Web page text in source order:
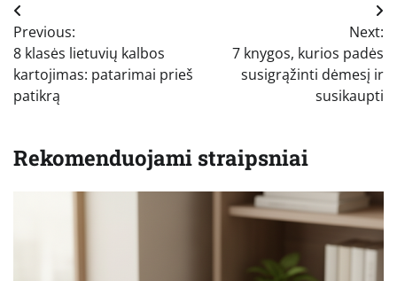
Navigacija
tarp
įrašų
Previous:
8 klasės lietuvių kalbos
kartojimas: patarimai prieš
patikrą
Next:
7 knygos, kurios padės
susigrąžinti dėmesį ir
susikaupti
Rekomenduojami straipsniai